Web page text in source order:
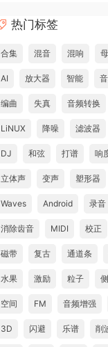
热门标签
合集 混音 混响
AI 放大器 智能
编曲 失真 音频转换
LiNUX 降噪 滤波器
DJ 和弦 打谱 响
立体声 变声 塑形器
Waves Android 录音
消除齿音 MIDI 校正
磁带 复古 通道条
水果 激励 粒子
空间 FM 音频增强
3D 闪避 乐谱 削